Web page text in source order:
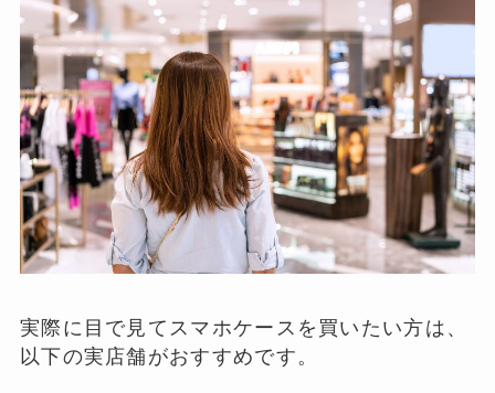
実際に目で見てスマホケースを買いたい方は、
以下の実店舗がおすすめです。